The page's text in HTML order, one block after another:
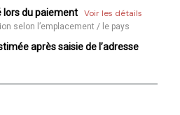
lors du paiement Voir les détails
selon l’emplacement / le pays
après saisie de l’adresse